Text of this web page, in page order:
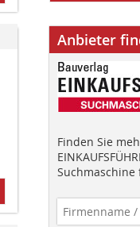
Anbieter
Finden Sie